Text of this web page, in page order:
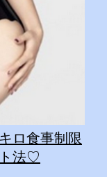
ロ食事制限
法♡